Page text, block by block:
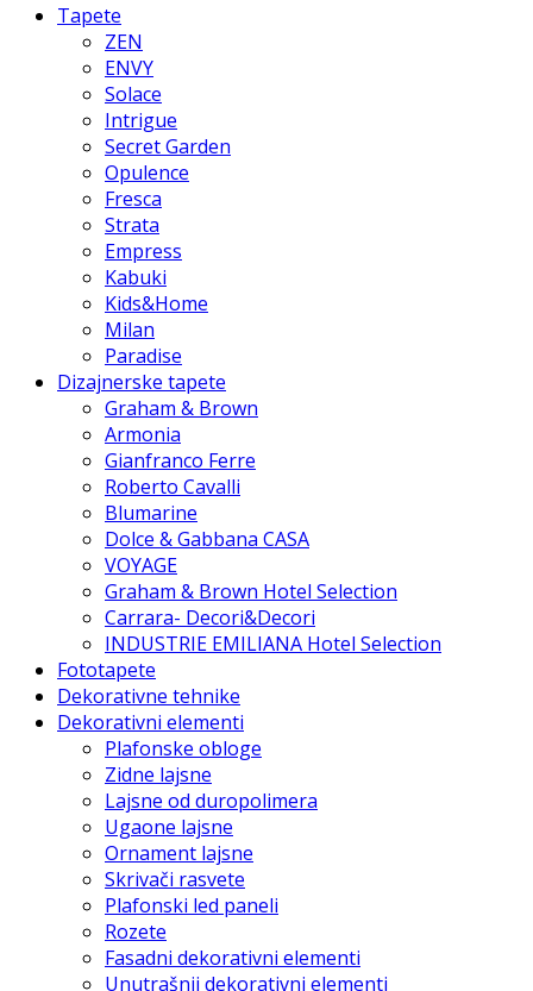
Tapete
ZEN
ENVY
Solace
Intrigue
Secret Garden
Opulence
Fresca
Strata
Empress
Kabuki
Kids&Home
Milan
Paradise
Dizajnerske tapete
Graham & Brown
Armonia
Gianfranco Ferre
Roberto Cavalli
Blumarine
Dolce & Gabbana CASA
VOYAGE
Graham & Brown Hotel Selection
Carrara- Decori&Decori
INDUSTRIE EMILIANA Hotel Selection
Fototapete
Dekorativne tehnike
Dekorativni elementi
Plafonske obloge
Zidne lajsne
Lajsne od duropolimera
Ugaone lajsne
Ornament lajsne
Skrivači rasvete
Plafonski led paneli
Rozete
Fasadni dekorativni elementi
Unutrašnji dekorativni elementi